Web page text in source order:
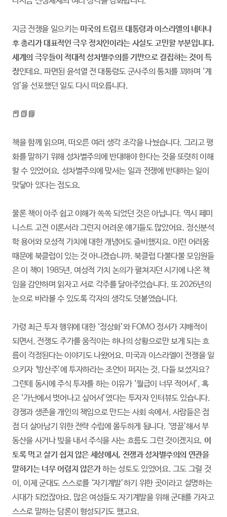
지금 전쟁을 일으키는 미국의 트럼프 대통령과 이스라엘의 네타냐
후 총리가 대표적인 극우 정치인이라는 사실도 고민할 부분입니다.
세계의 극우들이 적대적 성차별주의를 기반으로 결집하는 것이 특
징인데요. 파면된 윤석열 전 대통령도 군사주의 통치를 꾀하며 ‘계
엄’을 선포했던 일도 다시 떠오릅니다.
📕📗📘
책을 함께 읽으며, 떠오른 여러 생각 조각을 나눴습니다. 그리고 평
화를 말하기 위해 성차별주의에 반대해야 한다는 것을 또렷히 이해
할 수 있었어요. 성차별주의에 맞서는 일과 전쟁에 반대하는 일이
맞닿아 있다는 점도요.
물론 책이 아주 쉽고 이해가 쏙쏙 되었던 것은 아닙니다. 역시 페미
니스트 고전 이론서라 그런지 어려운 얘기들도 많았어요. 정신분석
학 용어와 모성적 가치에 대한 개념어도 즐비했지요. 이런 어려움
때문에 북클럽이 있는 것 아니겠습니까. 북클럽 다불다불 모임원들
은 이 책이 1985년, 여성적 가치 논의가 펼쳐지던 시기에 나온 책
임을 감안하며 읽자고 서로 각주를 달아주었습니다. 또 2026년의
눈으로 바라볼 수 있도록 각자의 생각도 덧붙였습니다.
가령 최근 투자 행위에 대한 ‘정상화’와 FOMO 정서가 지배적이
되면서, 전쟁도 주가를 움직이는 하나의 상황으로만 보게 되는 흐
름이 걱정된다는 이야기도 나왔어요. 미국과 이스라엘이 전쟁을 일
으키자 ‘방산주’에 투자하라는 조언이 퍼지는 것, 다들 보셨지요?
그런데 동시에 주식 투자를 하는 이유가 ‘월급이 너무 적어서’, 혹
은 ‘가난에서 벗어나고 싶어서’였다는 투자자 인터뷰도 있습니다.
경쟁과 생존을 개인의 책임으로 만드는 사회 속에서, 사람들은 점
점 더 살아남기 위한 전략 수립에 몰두하게 됩니다. ‘영끌’해서 부
동산을 사거나 빚을 내서 주식을 사는 흐름도 그런 것이겠지요. 이
토록 먹고 살기 쉽지 않은 세상에서, 전쟁과 성차별주의의 연관을
말하기는 너무 어렵지 않은가하는 성토도 있었어요. 그도 그럴 것
이, 이제 군대도 스스로를 ‘자기계발’하기 위한 곳이라고 설명하는
시대가 되었잖아요. 많은 여성들도 자기계발을 위해 군대를 가자고
스스로 말하는 담론이 형성되기도 했고요.